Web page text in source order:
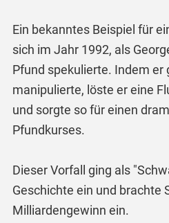
Ein bekanntes Beispiel für
sich im Jahr 1992, als
Pfund spekulierte. Indem er
manipulierte, löste er eine
und sorgte so für einen
Pfundkurses.
Dieser Vorfall ging als
Geschichte ein und brachte
Milliardengewinn ein.